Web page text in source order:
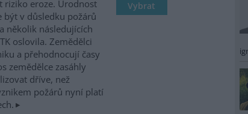
riziko eroze. Úrodnost
být v důsledku požárů
několik následujících
oslovila. Zemědělci
a přehodnocují časy
zemědělce zasáhly
dříve, než
požárů nyní platí